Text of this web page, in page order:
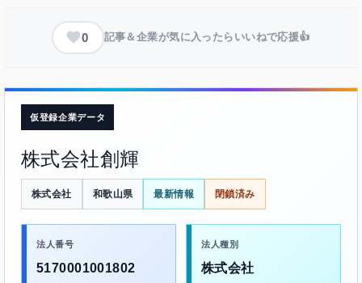
0 記事＆企業が気に入ったらいいねで応援👍
仮登録企業データ
株式会社創輝
株式会社 和歌山県 最新情報 閉鎖済み
法人番号
5170001001802
法人種別
株式会社